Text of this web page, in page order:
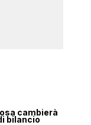
cambierà
bilancio